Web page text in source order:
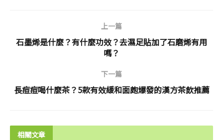
上一篇
石墨烯是什麼？有什麼功效？去濕足貼加了石磨烯有用
嗎？
下一篇
長痘痘喝什麼茶？5款有效緩和面皰爆發的漢方茶飲推薦
相關文章